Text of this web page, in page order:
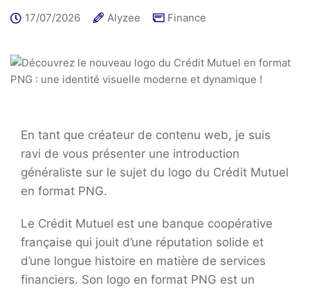
17/07/2026 Alyzee Finance
En tant que créateur de contenu web, je suis
ravi de vous présenter une introduction
généraliste sur le sujet du logo du Crédit Mutuel
en format PNG.
Le Crédit Mutuel est une banque coopérative
française qui jouit d’une réputation solide et
d’une longue histoire en matière de services
financiers. Son logo en format PNG est un